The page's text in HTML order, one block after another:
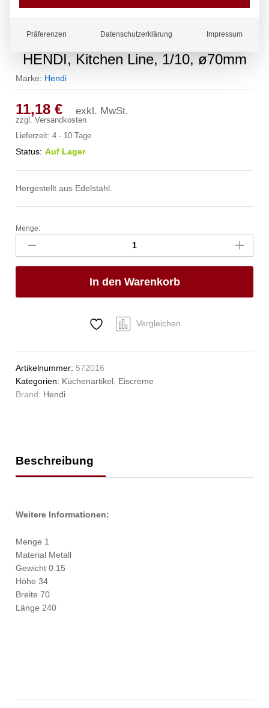
Eiscremeportionierer Kitchen Line ,
HENDI, Kitchen Line, 1/10, ø70mm
Marke: Hendi
11,18€ exkl. MwSt.
zzgl.Versandkosten
Lieferzeit:4 - 10 Tage
Status: Auf Lager
Hergestellt aus Edelstahl.
Eiscremeportionierer
Kitchen
Line
,
Kitchen
Anzahl
Menge:
In den Warenkorb
Vergleichen
Artikelnummer: 572016
Kategorien: Küchenartikel Eiscreme
Brand: Hendi
Beschreibung
Weitere Informationen:
Menge 1
Material Metall
Gewicht 0.15
Höhe 34
Breite 70
Länge 240
Präferenzen Datenschutzerklärung Impressum